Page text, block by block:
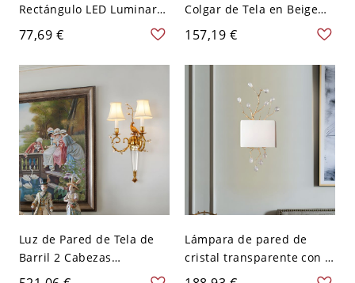
Rectángulo LED Luminaria
de Pared Moderna con
Foco para Lectura - 110 A
120 V Blanco
77,69 €
Colgar de Tela en Beige
Luz Pendiente para Salón
- 110 A 120 V Madera 2
Cono
157,19 €
Luz de Pared de Tela de
Barril 2 Cabezas
Iluminación de Pared
Lámpara de pared de
cristal transparente con 2
bombillas, diseño de vid